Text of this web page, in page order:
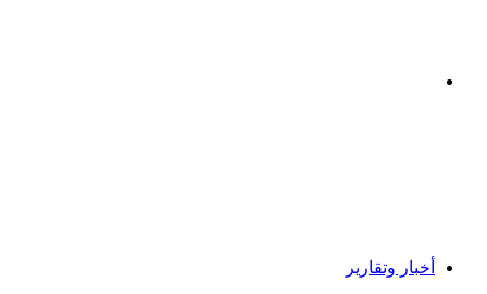
أخبار وتقارير